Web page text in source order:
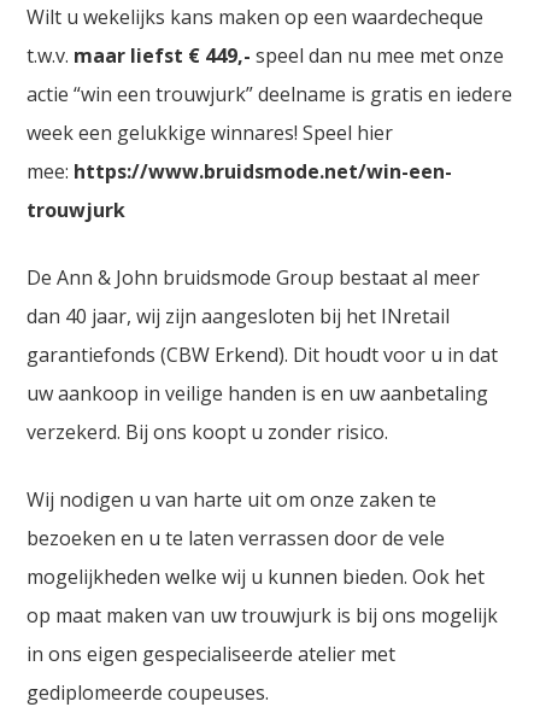
Wilt u wekelijks kans maken op een waardecheque
t.w.v. maar liefst € 449,- speel dan nu mee met onze
actie “win een trouwjurk” deelname is gratis en iedere
week een gelukkige winnares! Speel hier
mee: https://www.bruidsmode.net/win-een-
trouwjurk
De Ann & John bruidsmode Group bestaat al meer
dan 40 jaar, wij zijn aangesloten bij het INretail
garantiefonds (CBW Erkend). Dit houdt voor u in dat
uw aankoop in veilige handen is en uw aanbetaling
verzekerd. Bij ons koopt u zonder risico.
Wij nodigen u van harte uit om onze zaken te
bezoeken en u te laten verrassen door de vele
mogelijkheden welke wij u kunnen bieden. Ook het
op maat maken van uw trouwjurk is bij ons mogelijk
in ons eigen gespecialiseerde atelier met
gediplomeerde coupeuses.